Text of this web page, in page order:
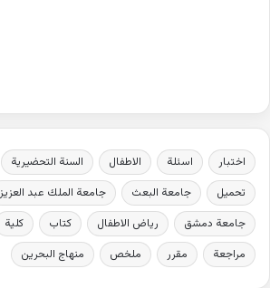
اختبار اسئلة الاطفال السنة التحضيرية
تحميل
جامعة البعث جامعة الملك عبد العزيز
جامعة دمشق
رياض الاطفال كتاب كلية
مراجعة
مقرر ملخص منهاج البحرين